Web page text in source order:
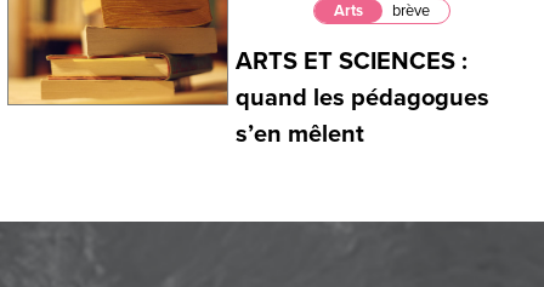
Arts brève
ARTS ET SCIENCES :
quand les pédagogues
s’en mêlent